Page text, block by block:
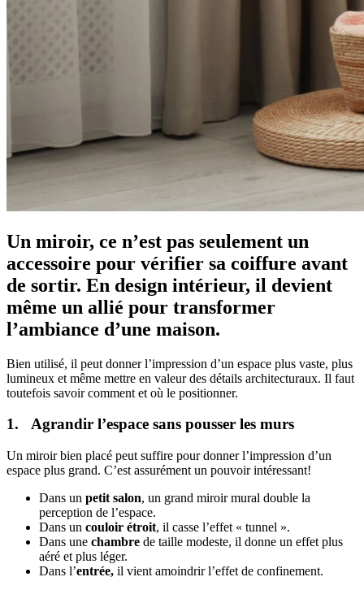
Un miroir, ce n’est pas seulement un
accessoire pour vérifier sa coiffure avant
de sortir. En design intérieur, il devient
même un allié pour transformer
l’ambiance d’une maison.
Bien utilisé, il peut donner l’impression d’un espace plus vaste, plus
lumineux et même mettre en valeur des détails architecturaux. Il faut
toutefois savoir comment et où le positionner.
1. Agrandir l’espace sans pousser les murs
Un miroir bien placé peut suffire pour donner l’impression d’un
espace plus grand. C’est assurément un pouvoir intéressant!
Dans un petit salon, un grand miroir mural double la
perception de l’espace.
Dans un couloir étroit, il casse l’effet « tunnel ».
Dans une chambre de taille modeste, il donne un effet plus
aéré et plus léger.
Dans l’entrée, il vient amoindrir l’effet de confinement.